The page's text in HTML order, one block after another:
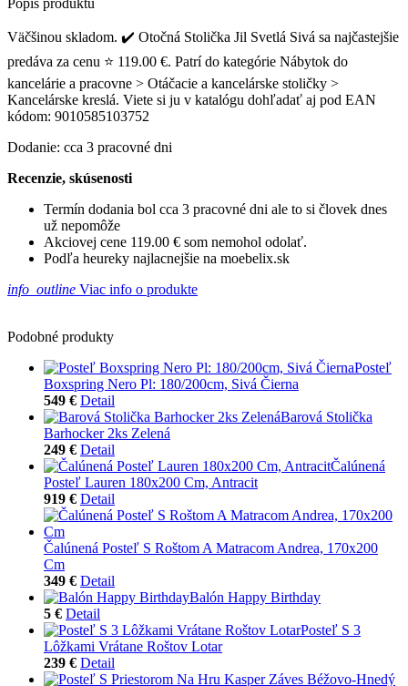
Väčšinou skladom. ✔️ Otočná Stolička Jil Svetlá Sivá sa najčastejšie
predáva za cenu ⭐ 119.00 €. Patrí do kategórie Nábytok do
kancelárie a pracovne > Otáčacie a kancelárske stoličky >
Kancelárske kreslá. Viete si ju v katalógu dohľadať aj pod EAN
kódom: 9010585103752
Dodanie: cca 3 pracovné dni
Recenzie, skúsenosti
Termín dodania bol cca 3 pracovné dni ale to si človek dnes
už nepomôže
Akciovej cene 119.00 € som nemohol odolať.
Podľa heureky najlacnejšie na moebelix.sk
info_outline Viac info o produkte
Podobné produkty
Posteľ
Boxspring Nero Pl: 180/200cm, Sivá Čierna
549 € Detail
Barová Stolička
Barhocker 2ks Zelená
249 € Detail
Čalúnená
Posteľ Lauren 180x200 Cm, Antracit
919 € Detail
Čalúnená Posteľ S Roštom A Matracom Andrea, 170x200
Cm
349 € Detail
Balón Happy Birthday
5 € Detail
Posteľ S 3
Lôžkami Vrátane Roštov Lotar
239 € Detail